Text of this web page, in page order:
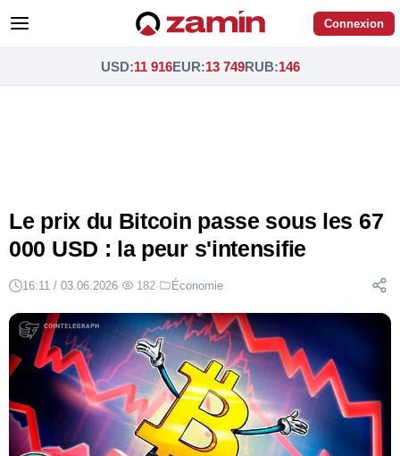
Connexion
USD:11 916EUR:13 749RUB:146
Le prix du Bitcoin passe sous les 67
000 USD : la peur s'intensifie
16:11 / 03.06.2026· 182· Économie